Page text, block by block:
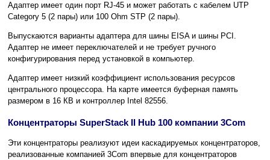
Адаптер имеет один порт RJ-45 и может работать с кабелем UTP
Category 5 (2 пары) или 100 Ohm STP (2 пары).
Выпускаются варианты адаптера для шины EISA и шины PCI.
Адаптер не имеет переключателей и не требует ручного
конфигурирования перед установкой в компьютер.
Адаптер имеет низкий коэффициент использования ресурсов
центрального процессора. На карте имеется буферная память
размером в 16 КВ и контроллер Intel 82556.
Концентраторы SuperStack II Hub 100 компании 3Com
Эти концентраторы реализуют идеи каскадируемых концентраторов,
реализованные компанией 3Com впервые для концентраторов